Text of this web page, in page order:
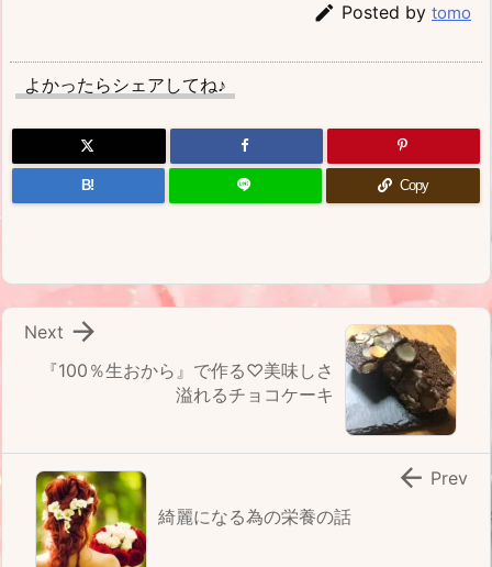
 Posted by tomo
よかったらシェアしてね♪
B! Copy
『100％生おから』で作る♡美味しさ
溢れるチョコケーキ

Next
綺麗になる為の栄養の話
 Prev